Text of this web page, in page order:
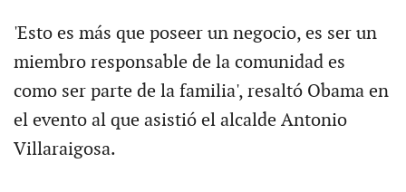
'Esto es más que poseer un negocio, es ser un
miembro responsable de la comunidad es
como ser parte de la familia', resaltó Obama en
el evento al que asistió el alcalde Antonio
Villaraigosa.